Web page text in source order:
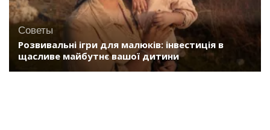
Советы
Розвивальні ігри для малюків: інвестиція в
щасливе майбутнє вашої дитини